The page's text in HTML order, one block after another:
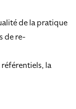
de la pratique
de re-
la